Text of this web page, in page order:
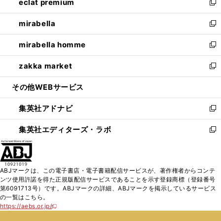
く
で
開
く
ド
ウ
で
開
く
ィ
ン
ド
ウ
で
開
く
い
ウ
ィ
ン
ド
ウ
で
開
eclat premium
新
し
い
ウ
ィ
ン
ド
ウ
開
く
mirabella
新
し
い
ウ
ィ
ン
ウ
で
開
く
mirabella homme
新
し
い
ウ
ン
ド
ウ
で
zakka market
新
し
ウ
ィ
ン
ド
く
その他WEBサービス
集英社アドナビ
新
し
い
ド
ウ
で
集英社エディターズ・ラボ
新
ィ
ン
ド
ABJマークは、この電子書店・電子書籍配信サービスが、著作権者からコンテ
ンツ使用許諾を得た正規版配信サービスであることを示す登録商標（登録番号
第6091713号）です。ABJマークの詳細、ABJマークを掲示しているサービス
の一覧はこちら。
https://aebs.or.jp/
新